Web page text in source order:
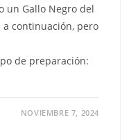
un Gallo Negro del
a continuación, pero
de preparación:
NOVIEMBRE 7, 2024